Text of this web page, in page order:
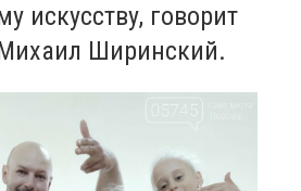
искусству, говорит
Ширинский.